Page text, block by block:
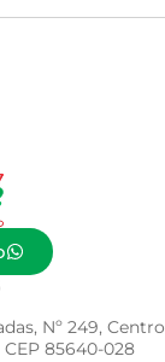
Nº 249, Centro
85640-028